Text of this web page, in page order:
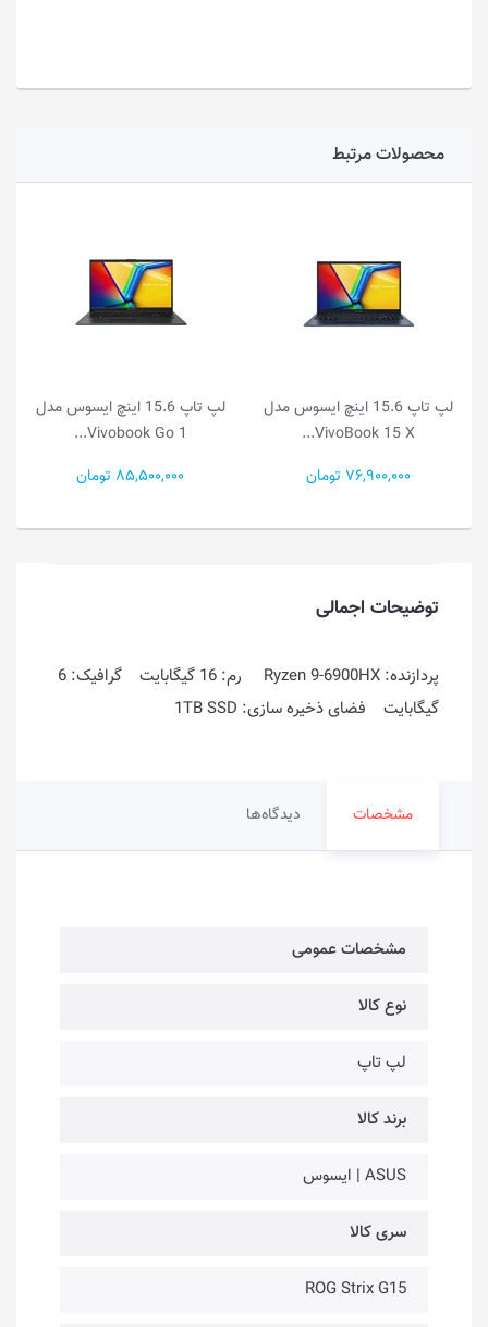
محصولات مرتبط
اینچ ایسوس مدل
لپ تاپ 15.6 اینچ ایسوس مدل
Vivobook Go 1...
85,500,000 تومان
لپ تاپ 14.0 اینچ
Vivobook Go 1...
49,000,000 تومان
توضیحات اجمالی
پردازنده: Ryzen 9-6900HX رم: 16 گیگابایت گرافیک: 6
گیگابایت فضای ذخیره سازی: 1TB SSD
مشخصات دیدگاه‌ها
مشخصات عمومی
نوع کالا
لپ تاپ
برند کالا
ASUS | ایسوس
سری کالا
ROG Strix G15